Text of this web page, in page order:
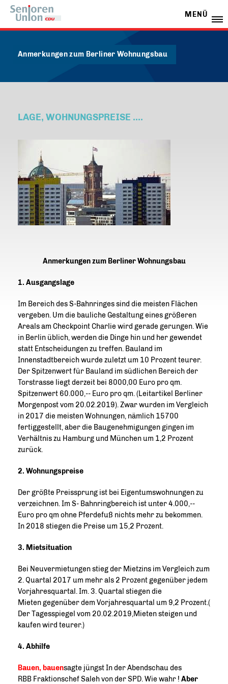
MENÜ
Anmerkungen zum Berliner Wohnungsbau
LAGE, WOHNUNGSPREISE ....
Anmerkungen zum Berliner Wohnungsbau
1. Ausgangslage
Im Bereich des S-Bahnringes sind die meisten Flächen
vergeben. Um die bauliche Gestaltung eines größeren
Areals am Checkpoint Charlie wird gerade gerungen. Wie
in Berlin üblich, werden die Dinge hin und her gewendet
statt Entscheidungen zu treffen. Bauland im
Innenstadtbereich wurde zuletzt um 10 Prozent teurer.
Der Spitzenwert für Bauland im südlichen Bereich der
Torstrasse liegt derzeit bei 8000,00 Euro pro qm.
Spitzenwert 60.000,-- Euro pro qm. (Leitartikel Berliner
Morgenpost vom 20.02.2019). Zwar wurden im Vergleich
in 2017 die meisten Wohnungen, nämlich 15700
fertiggestellt, aber die Baugenehmigungen gingen im
Verhältnis zu Hamburg und München um 1,2 Prozent
zurück.
2. Wohnungspreise
Der größte Preissprung ist bei Eigentumswohnungen zu
verzeichnen. Im S- Bahnringbereich ist unter 4.000,--
Euro pro qm ohne Pferdefuß nichts mehr zu bekommen.
In 2018 stiegen die Preise um 15,2 Prozent.
3. Mietsituation
Bei Neuvermietungen stieg der Mietzins im Vergleich zum
2. Quartal 2017 um mehr als 2 Prozent gegenüber jedem
Vorjahresquartal. Im. 3. Quartal stiegen die
Mieten gegenüber dem Vorjahresquartal um 9,2 Prozent.(
Der Tagesspiegel vom 20.02.2019,Mieten steigen und
kaufen wird teurer.)
4. Abhilfe
Bauen, bauensagte jüngst In der Abendschau des
RBB Fraktionschef Saleh von der SPD. Wie wahr ! Aber